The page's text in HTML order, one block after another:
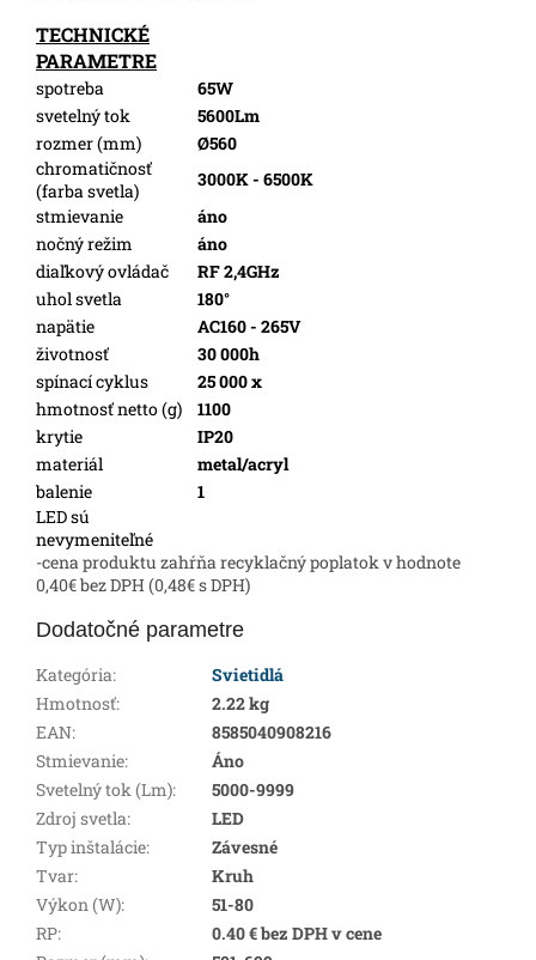
TECHNICKÉ
PARAMETRE
spotreba
65W
svetelný tok
5600Lm
rozmer (mm)
Ø560
chromatičnosť
(farba svetla)
3000K - 6500K
stmievanie
áno
nočný režim
áno
diaľkový ovládač
RF 2,4GHz
uhol svetla
180°
napätie
AC160 - 265V
životnosť
30 000h
spínací cyklus
25 000 x
hmotnosť netto (g)
1100
krytie
IP20
materiál
metal/acryl
balenie
1
LED sú
nevymeniteľné
-cena produktu zahŕňa recyklačný poplatok v hodnote
0,40€ bez DPH (0,48€ s DPH)
Dodatočné parametre
Kategória:
Svietidlá
Hmotnosť:
2.22 kg
EAN:
8585040908216
Stmievanie:
Áno
Svetelný tok (Lm):
5000-9999
Zdroj svetla:
LED
Typ inštalácie:
Závesné
Tvar:
Kruh
Výkon (W):
51-80
RP:
0.40 € bez DPH v cene